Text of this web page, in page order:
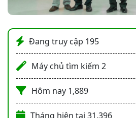
Đang truy cập 195
Máy chủ tìm kiếm 2
Hôm nay 1,889
Tháng hiện tại 31,396